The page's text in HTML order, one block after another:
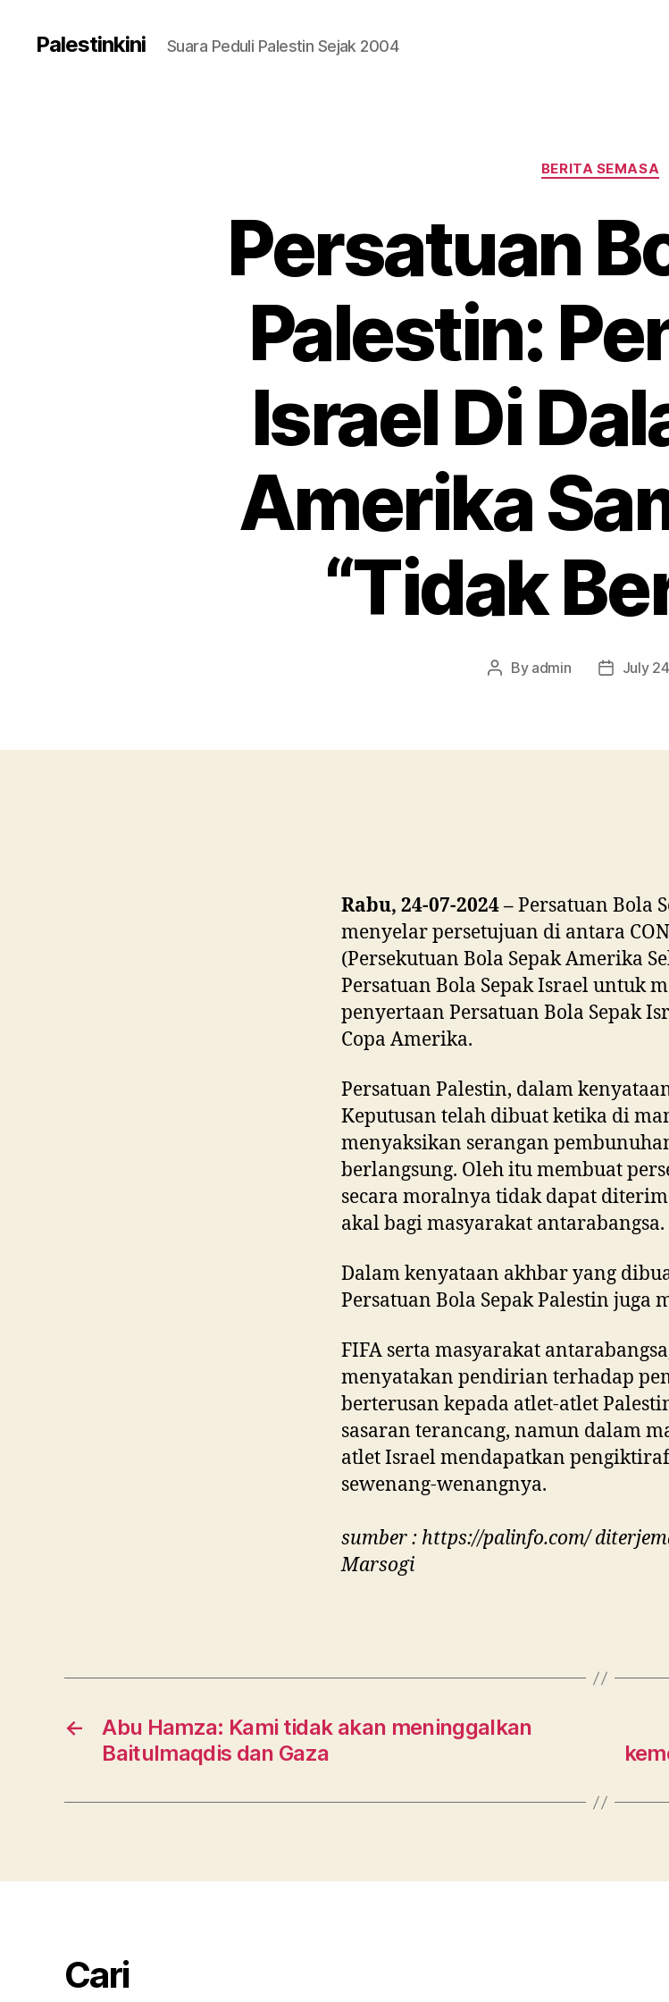
Palestinkini Suara Peduli Palestin Sejak 2004
Categories
BERITA SEMASA
Persatuan
Palestin:
Israel Di
Amerika
“Tidak
Post
By admin
PostJuly
Rabu, 24-07-2024 –Persatuan Bola
menyelar persetujuan di antara
(Persekutuan Bola Sepak Amerika
Persatuan Bola Sepak Israel untuk
penyertaan Persatuan Bola Sepak
Copa Amerika.
Persatuan Palestin, dalam
Keputusan telah dibuat ketika di
menyaksikan serangan
berlangsung. Oleh itu membuat
secara moralnya tidak dapat
akal bagi masyarakat antarabangsa.
Dalam kenyataan akhbar yang
Persatuan Bola Sepak Palestin juga
FIFA serta masyarakat
menyatakan pendirian terhadap
berterusan kepada atlet-atlet
sasaran terancang, namun dalam
atlet Israel mendapatkan
sewenang-wenangnya.
sumber : https://palinfo.com/
Marsogi
←
Abu Hamza: Kami tidak akan meninggalkan
Baitulmaqdis dan Gaza
Cari